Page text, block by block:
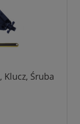
Klucz, Śruba